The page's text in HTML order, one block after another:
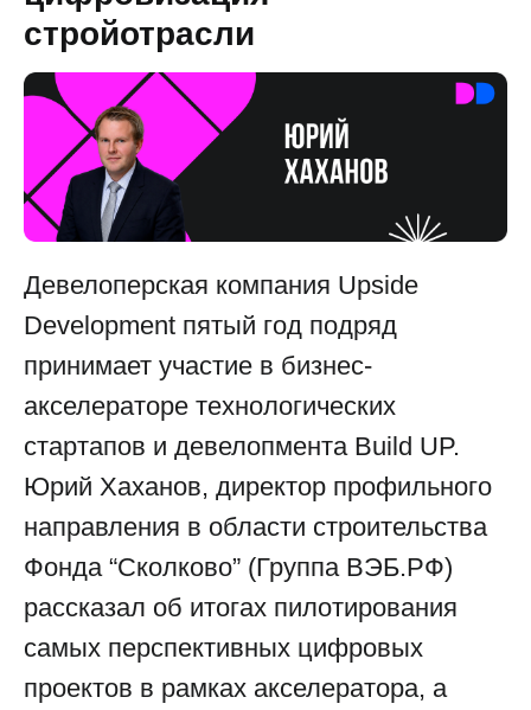
стройотрасли
Девелоперская компания Upside
Development пятый год подряд
принимает участие в бизнес-
акселераторе технологических
стартапов и девелопмента Build UP.
Юрий Хаханов, директор профильного
направления в области строительства
Фонда “Сколково” (Группа ВЭБ.РФ)
рассказал об итогах пилотирования
самых перспективных цифровых
проектов в рамках акселератора, а